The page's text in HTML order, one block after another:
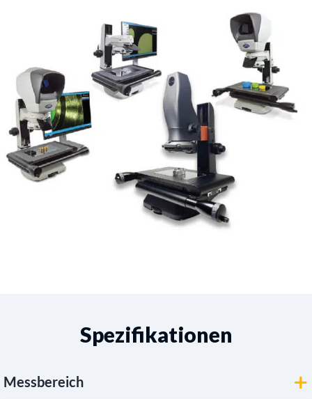
Spezifikationen
Messbereich